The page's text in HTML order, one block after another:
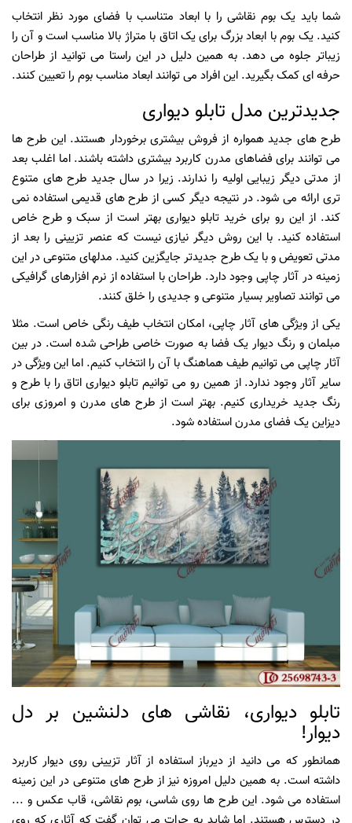
شما باید یک بوم نقاشی را با ابعاد متناسب با فضای مورد نظر انتخاب
کنید. یک بوم با ابعاد بزرگ برای یک اتاق با متراژ بالا مناسب است و آن را
زیباتر جلوه می دهد. به همین دلیل در این راستا می توانید از طراحان
حرفه ای کمک بگیرید. این افراد می توانند ابعاد مناسب بوم را تعیین کنند.
جدیدترین مدل تابلو دیواری
طرح های جدید همواره از فروش بیشتری برخوردار هستند. این طرح ها
می توانند برای فضاهای مدرن کاربرد بیشتری داشته باشند. اما اغلب بعد
از مدتی دیگر زیبایی اولیه را ندارند. زیرا در سال جدید طرح های متنوع
تری ارائه می شود. در نتیجه دیگر کسی از طرح های قدیمی استفاده نمی
کند. از این رو برای خرید تابلو دیواری بهتر است از سبک و طرح خاص
استفاده کنید. با این روش دیگر نیازی نیست که عنصر تزیینی را بعد از
مدتی تعویض و با یک طرح جدیدتر جایگزین کنید. مدلهای متنوعی در این
زمینه در آثار چاپی وجود دارد. طراحان با استفاده از نرم افزارهای گرافیکی
می توانند تصاویر بسیار متنوعی و جدیدی را خلق کنند.
یکی از ویژگی های آثار چاپی، امکان انتخاب طیف رنگی خاص است. مثلا
مبلمان و رنگ دیوار یک فضا به صورت خاصی طراحی شده است. در بین
آثار چاپی می توانیم طیف هماهنگ با آن را انتخاب کنیم. اما این ویژگی در
سایر آثار وجود ندارد. از همین رو می توانیم تابلو دیواری اتاق را با طرح و
رنگ جدید خریداری کنیم. بهتر است از طرح های مدرن و امروزی برای
دیزاین یک فضای مدرن استفاده شود.
تابلو دیواری، نقاشی های دلنشین بر دل
دیوار!
همانطور که می دانید از دیرباز استفاده از آثار تزیینی روی دیوار کاربرد
داشته است. به همین دلیل امروزه نیز از طرح های متنوعی در این زمینه
استفاده می شود. این طرح ها روی شاسی، بوم نقاشی، قاب عکس و ...